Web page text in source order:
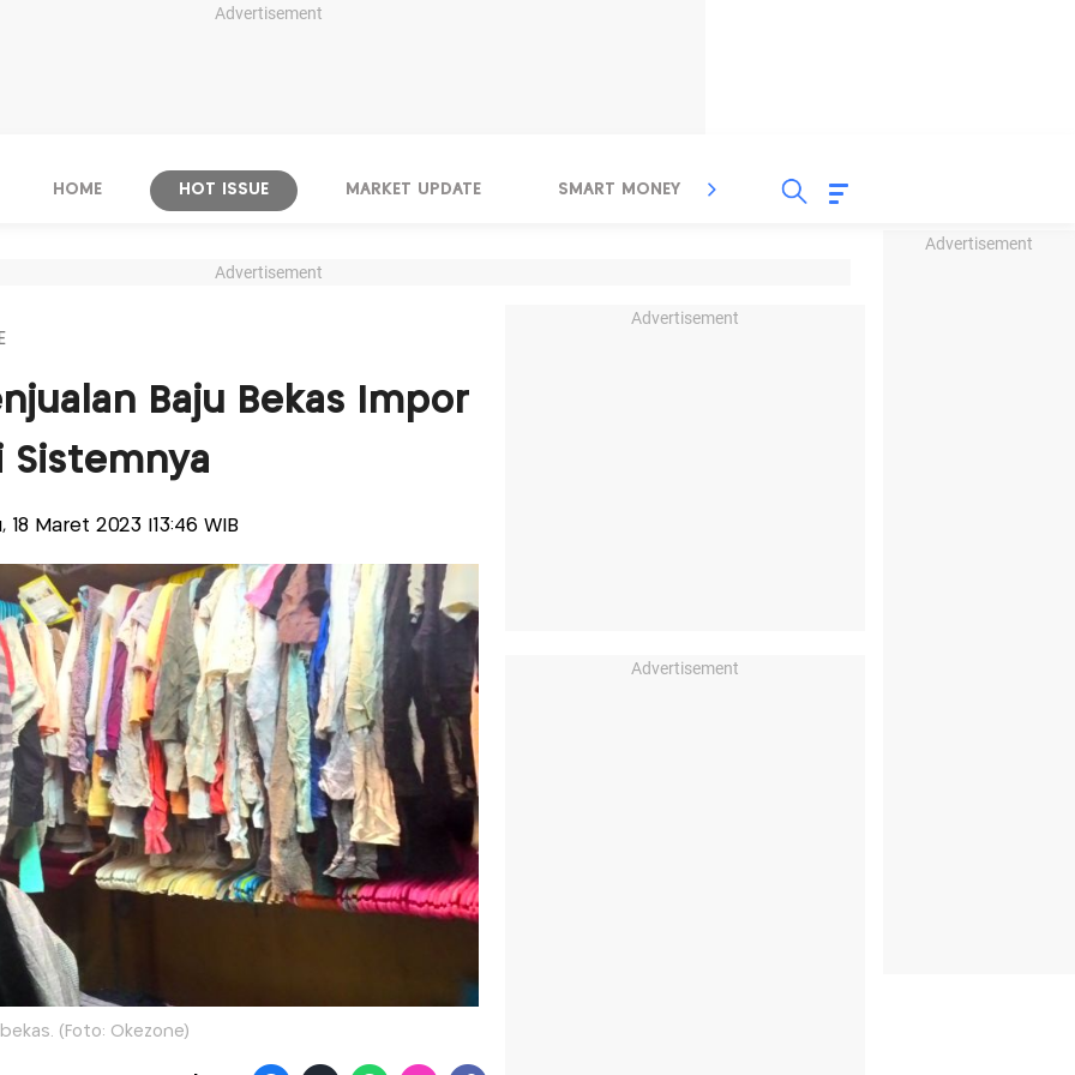
Advertisement
Advertisement
HOME HOT ISSUE MARKET UPDATE SMART MONEY INSPIRASI BISNIS
Advertisement
Baju Bekas Impor
Sistemnya
18 Maret 2023 |13:46 WIB
(Foto: Okezone)
Advertisement
Advertisement